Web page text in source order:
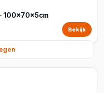
100x70x5cm
Bekijk